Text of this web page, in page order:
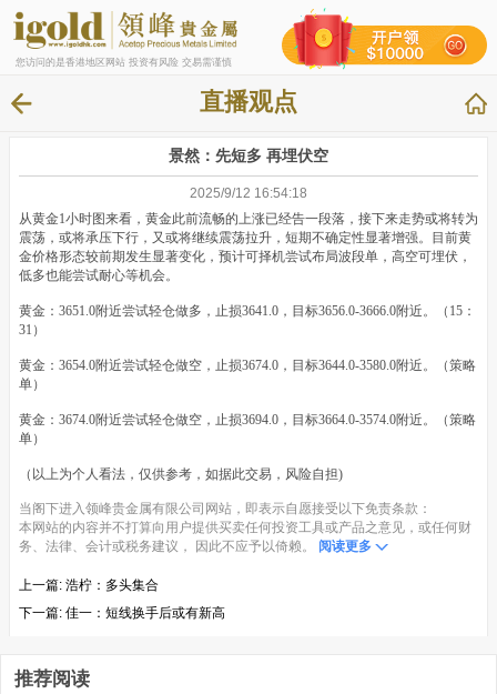
您访问的是香港地区网站 投资有风险 交易需谨慎
直播观点
景然：先短多 再埋伏空
2025/9/12 16:54:18
从黄金1小时图来看，黄金此前流畅的上涨已经告一段落，接下来走势或将转为
震荡，或将承压下行，又或将继续震荡拉升，短期不确定性显著增强。目前黄
金价格形态较前期发生显著变化，预计可择机尝试布局波段单，高空可埋伏，
低多也能尝试耐心等机会。
黄金：3651.0附近尝试轻仓做多，止损3641.0，目标3656.0-3666.0附近。（15：
31）
黄金：3654.0附近尝试轻仓做空，止损3674.0，目标3644.0-3580.0附近。（策略
单）
黄金：3674.0附近尝试轻仓做空，止损3694.0，目标3664.0-3574.0附近。（策略
单）
（以上为个人看法，仅供参考，如据此交易，风险自担)
当阁下进入领峰贵金属有限公司网站，即表示自愿接受以下免责条款：
本网站的内容并不打算向用户提供买卖任何投资工具或产品之意见，或任何财
务、法律、会计或税务建议， 因此不应予以倚赖。
阅读更多
上一篇: 浩柠：多头集合
下一篇: 佳一：短线换手后或有新高
推荐阅读